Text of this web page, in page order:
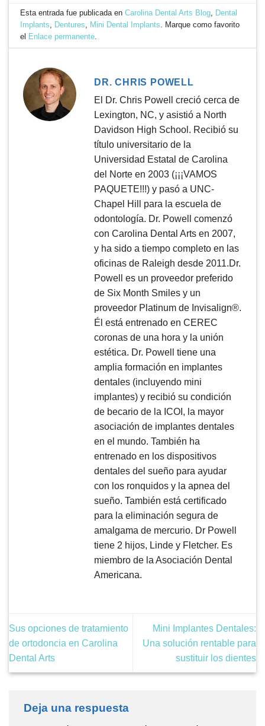
Esta entrada fue publicada enCarolina Dental Arts Blog
Dental
Implants
Dentures Mini Dental Implants . Marque como favorito
el Enlace permanente
DR. CHRIS POWELL
El Dr. Chris Powell creció cerca de
Lexington, NC, y asistió a North
Davidson High School. Recibió su
título universitario de la
Universidad Estatal de Carolina
del Norte en 2003 (¡¡¡VAMOS
PAQUETE!!!) y pasó a UNC-
Chapel Hill para la escuela de
odontología. Dr. Powell comenzó
con Carolina Dental Arts en 2007,
y ha sido a tiempo completo en las
oficinas de Raleigh desde 2011.Dr.
Powell es un proveedor preferido
de Six Month Smiles y un
proveedor Platinum de Invisalign®.
Él está entrenado en CEREC
coronas de una hora y la unión
estética. Dr. Powell tiene una
amplia formación en implantes
dentales (incluyendo mini
implantes) y recibió su condición
de becario de la ICOI, la mayor
asociación de implantes dentales
en el mundo. También ha
entrenado en los dispositivos
dentales del sueño para ayudar
con los ronquidos y la apnea del
sueño. También está certificado
para la eliminación segura de
amalgama de mercurio. Dr Powell
tiene 2 hijos, Linde y Fletcher. Es
miembro de la Asociación Dental
Americana.
Sus opciones de tratamiento
de ortodoncia en Carolina
Dental Arts
Mini Implantes Dentales:
Una solución rentable para
sustituir los dientes
Deja una respuesta